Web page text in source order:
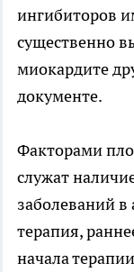
ингибиторов
существенно
миокардите
документе.
Факторами
служат
заболеваний
терапия,
начала